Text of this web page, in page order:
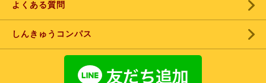
よくある質問
しんきゅうコンパス